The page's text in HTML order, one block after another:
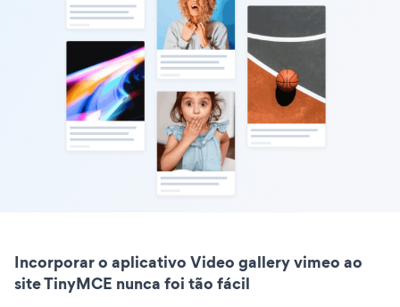
Incorporar o aplicativo Video gallery vimeo ao
site TinyMCE nunca foi tão fácil